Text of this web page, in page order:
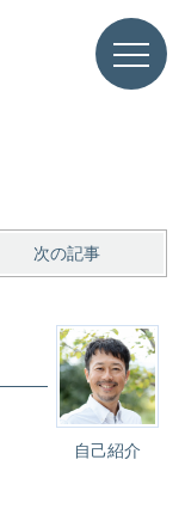
次の記事
自己紹介